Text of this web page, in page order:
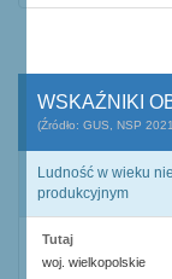
WSKAŹNIKI
(Źródło: GUS, NSP
Ludność w wieku
produkcyjnym
Tutaj
woj. wielkopolskie